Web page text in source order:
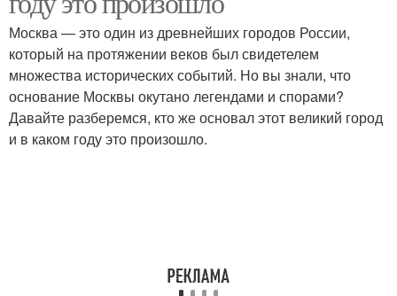
Москва — это один из древнейших городов России,
который на протяжении веков был свидетелем
множества исторических событий. Но вы знали, что
основание Москвы окутано легендами и спорами?
Давайте разберемся, кто же основал этот великий город
и в каком году это произошло.